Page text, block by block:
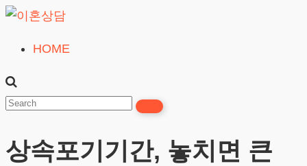
Skip
content
혼
상
24시간365일
HOME
상속포기기간, 놓치면 큰